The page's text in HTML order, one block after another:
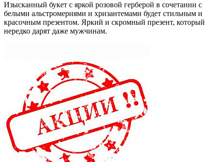
Изысканный букет с яркой розовой герберой в сочетании с
белыми альстромериями и хризантемами будет стильным и
красочным презентом. Яркий и скромный презент, который
нередко дарят даже мужчинам.